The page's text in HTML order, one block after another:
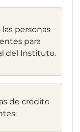
personas
para
del Instituto.
de crédito